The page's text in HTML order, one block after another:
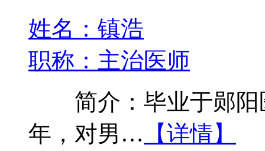
姓名：镇浩
职称：主治医师
简介：毕业于郧阳
年，对男… 【详情】